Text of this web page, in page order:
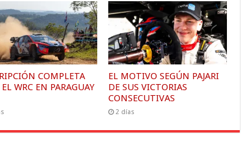
COMPLETA
EL WRC EN PARAGUAY
EL MOTIVO SEGÚN PAJARI
DE SUS VICTORIAS
CONSECUTIVAS
2 días